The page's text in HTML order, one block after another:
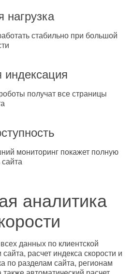
нагрузка
стабильно при большой
индексация
получат все страницы
мониторинг покажет полную
сайта
аналитика
данных по клиентской
расчет индекса скорости и
по разделам сайта, регионам